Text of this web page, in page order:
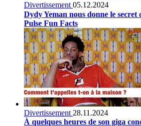
Divertissement 05.12.2024
Dydy Yeman nous donne le secret
Pulse Fun Facts
Divertissement 28.11.2024
À quelques heures de son giga